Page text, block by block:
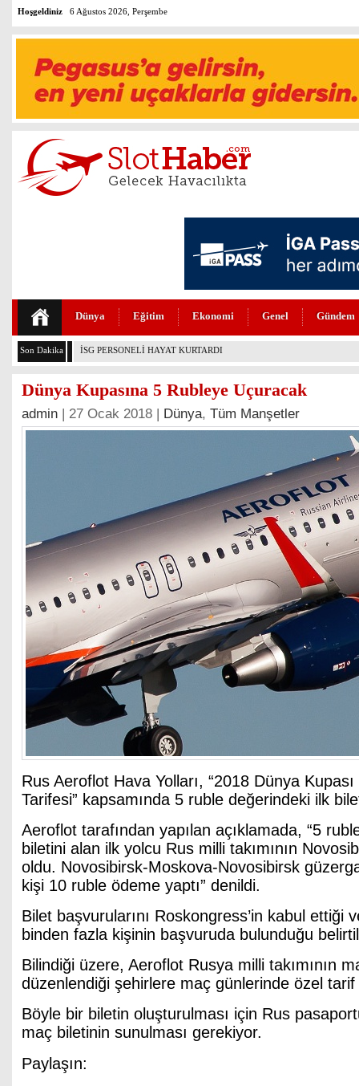
Hoşgeldiniz 6 Ağustos 2026, Perşembe
Dünya Eğitim Ekonomi Genel Gündem
Son Dakika PEGASUS’TAN HUKUKTA YAPAY ZEKA DEVRİMİ
Dünya Kupasına 5 Rubleye Uçuracak
admin | 27 Ocak 2018 | Dünya, Tüm Manşetler
Rus Aeroflot Hava Yolları, “2018 Dünya
Tarifesi” kapsamında 5 ruble değerindeki ilk
Aeroflot tarafından yapılan açıklamada, “5
biletini alan ilk yolcu Rus milli takımının
oldu. Novosibirsk-Moskova-Novosibirsk
kişi 10 ruble ödeme yaptı” denildi.
Bilet başvurularını Roskongress’in kabul ettiği
binden fazla kişinin başvuruda bulunduğu
Bilindiği üzere, Aeroflot Rusya milli takımının
düzenlendiği şehirlere maç günlerinde özel
Böyle bir biletin oluşturulması için Rus
maç biletinin sunulması gerekiyor.
Paylaşın: